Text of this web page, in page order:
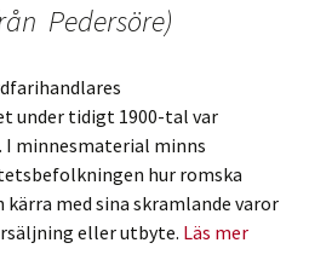
Pedersöre)
under tidigt 1900-tal var
minnesmaterial minns
hur romska
med sina skramlande varor
eller utbyte. Läs mer